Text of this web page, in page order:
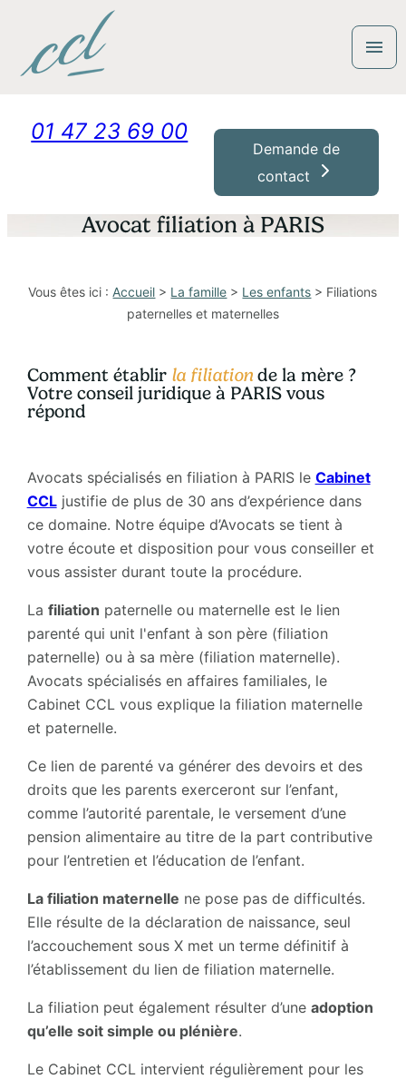
menu
01 47 23 69 00
Demande de
contact
Avocat filiation à PARIS
Vous êtes ici : Accueil > La famille > Les enfants > Filiations
paternelles et maternelles
Comment établir la filiation de la mère ?
Votre conseil juridique à PARIS vous
répond
Avocats spécialisés en filiation à PARIS le Cabinet
CCLjustifie de plus de 30 ans d’expérience dans
ce domaine. Notre équipe d’Avocats se tient à
votre écoute et disposition pour vous conseiller et
vous assister durant toute la procédure.
La filiation paternelle ou maternelle est le lien
parenté qui unit l'enfant à son père (filiation
paternelle) ou à sa mère (filiation maternelle).
Avocats spécialisés en affaires familiales, le
Cabinet CCL vous explique la filiation maternelle
et paternelle.
Ce lien de parenté va générer des devoirs et des
droits que les parents exerceront sur l’enfant,
comme l’autorité parentale, le versement d’une
pension alimentaire au titre de la part contributive
pour l’entretien et l’éducation de l’enfant.
La filiation maternelle ne pose pas de difficultés.
Elle résulte de la déclaration de naissance, seul
l’accouchement sous X met un terme définitif à
l’établissement du lien de filiation maternelle.
La filiation peut également résulter d’une adoption
qu’elle soit simple ou plénière.
Le Cabinet CCL intervient régulièrement pour les
Panneau de gestion des cookies